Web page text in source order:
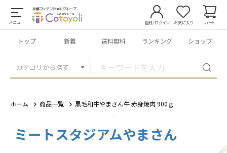
メニュー
カテゴリから探す
登録/ログイン お気に入り カート
トップ 新着 送料無料 ランキング ショップ
ホーム 商品一覧 黒毛和牛やまさん牛 赤身焼肉 900ｇ
ミートスタジアムやまさん